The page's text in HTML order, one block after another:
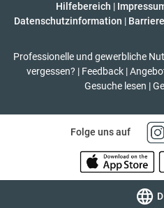
Hilfebereich |
Datenschutzinformation |
Professionelle und gewerbliche
vergessen? | Feedback |
Gesuche lesen |
Folge uns auf